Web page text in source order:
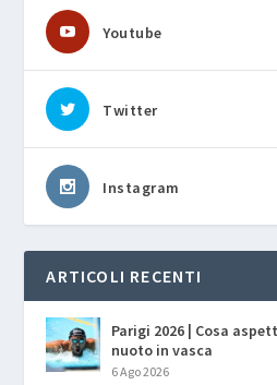
Youtube
Twitter
Instagram
ARTICOLI RECENTI
Parigi 2026 | Cosa
nuoto in vasca
6 Ago 2026